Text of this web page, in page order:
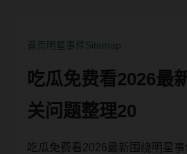
首页明星事件Sitemap
吃瓜免费看2026最
关问题整理20
吃瓜免费看2026最新围绕明星